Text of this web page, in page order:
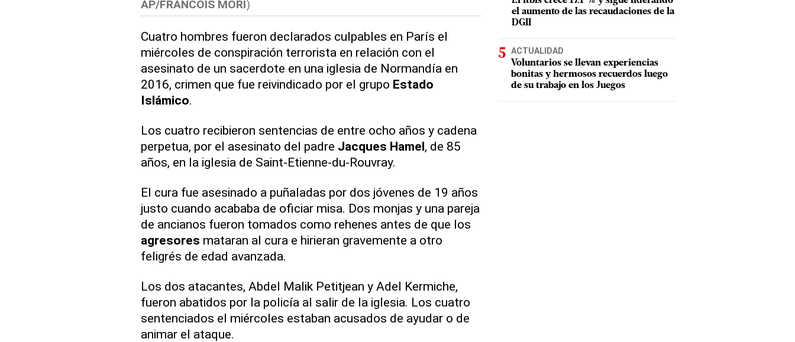
AP/FRANCOIS MORI)
Cuatro hombres fueron declarados culpables en París el
miércoles de conspiración terrorista en relación con el
asesinato de un sacerdote en una iglesia de Normandía en
2016, crimen que fue reivindicado por el grupo Estado
Islámico.
Los cuatro recibieron sentencias de entre ocho años y cadena
perpetua, por el asesinato del padre Jacques Hamel, de 85
años, en la iglesia de Saint-Etienne-du-Rouvray.
El cura fue asesinado a puñaladas por dos jóvenes de 19 años
justo cuando acababa de oficiar misa. Dos monjas y una pareja
de ancianos fueron tomados como rehenes antes de que los
agresores mataran al cura e hirieran gravemente a otro
feligrés de edad avanzada.
Los dos atacantes, Abdel Malik Petitjean y Adel Kermiche,
fueron abatidos por la policía al salir de la iglesia. Los cuatro
sentenciados el miércoles estaban acusados de ayudar o de
animar el ataque.
el aumento de las recaudaciones de la
DGII
ACTUALIDAD
Voluntarios se llevan experiencias
bonitas y hermosos recuerdos luego
de su trabajo en los Juegos